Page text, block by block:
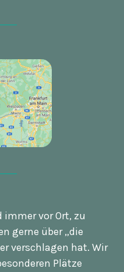
immer vor Ort, zu
gerne über „die
verschlagen hat. Wir
Plätze